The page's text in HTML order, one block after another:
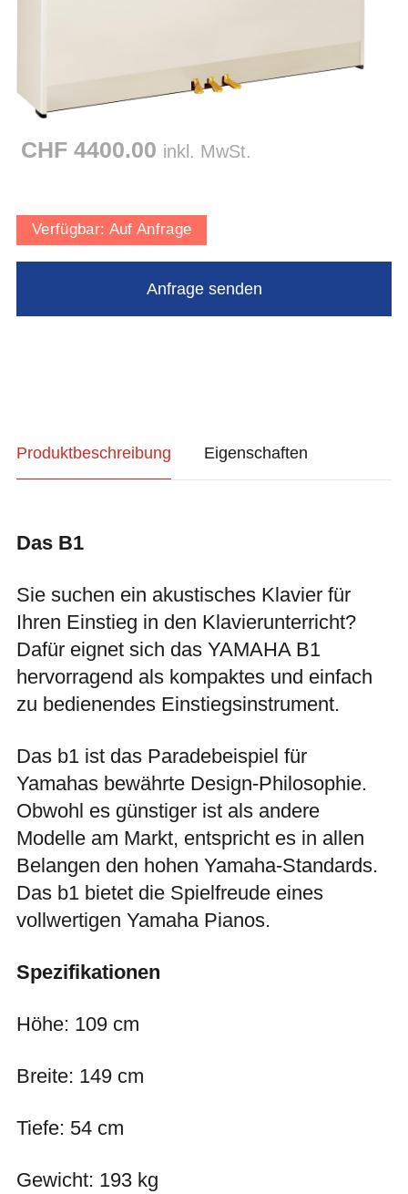
CHF 4400.00 inkl. MwSt.
Verfügbar: Auf Anfrage
Produktbeschreibung Eigenschaften
Das B1
Sie suchen ein akustisches Klavier für
Ihren Einstieg in den Klavierunterricht?
Dafür eignet sich das YAMAHA B1
hervorragend als kompaktes und einfach
zu bedienendes Einstiegsinstrument.
Das b1 ist das Paradebeispiel für
Yamahas bewährte Design-Philosophie.
Obwohl es günstiger ist als andere
Modelle am Markt, entspricht es in allen
Belangen den hohen Yamaha-Standards.
Das b1 bietet die Spielfreude eines
vollwertigen Yamaha Pianos.
Spezifikationen
Höhe: 109 cm
Breite: 149 cm
Tiefe: 54 cm
Gewicht: 193 kg